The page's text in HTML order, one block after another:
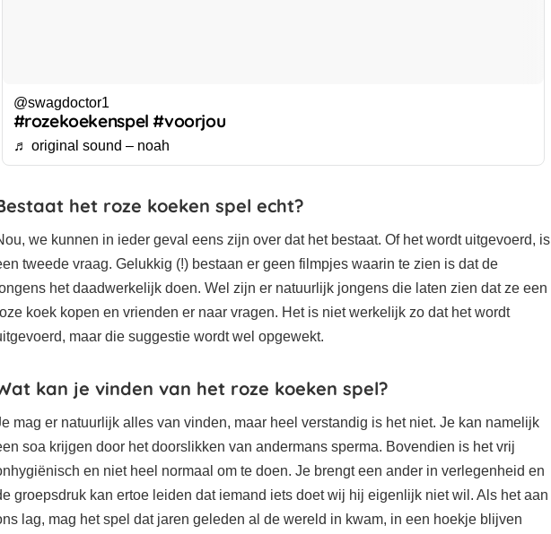
@swagdoctor1
#rozekoekenspel #voorjou
♬ original sound – noah
het roze koeken spel echt?
we kunnen in ieder geval eens zijn over dat het bestaat. Of het wordt uitgevoerd, is
tweede vraag. Gelukkig (!) bestaan er geen filmpjes waarin te zien is dat de
het daadwerkelijk doen. Wel zijn er natuurlijk jongens die laten zien dat ze een
koek kopen en vrienden er naar vragen. Het is niet werkelijk zo dat het wordt
maar die suggestie wordt wel opgewekt.
kan je vinden van het roze koeken spel?
mag er natuurlijk alles van vinden, maar heel verstandig is het niet. Je kan namelijk
soa krijgen door het doorslikken van andermans sperma. Bovendien is het vrij
en niet heel normaal om te doen. Je brengt een ander in verlegenheid en
groepsdruk kan ertoe leiden dat iemand iets doet wij hij eigenlijk niet wil. Als het aan
lag, mag het spel dat jaren geleden al de wereld in kwam, in een hoekje blijven